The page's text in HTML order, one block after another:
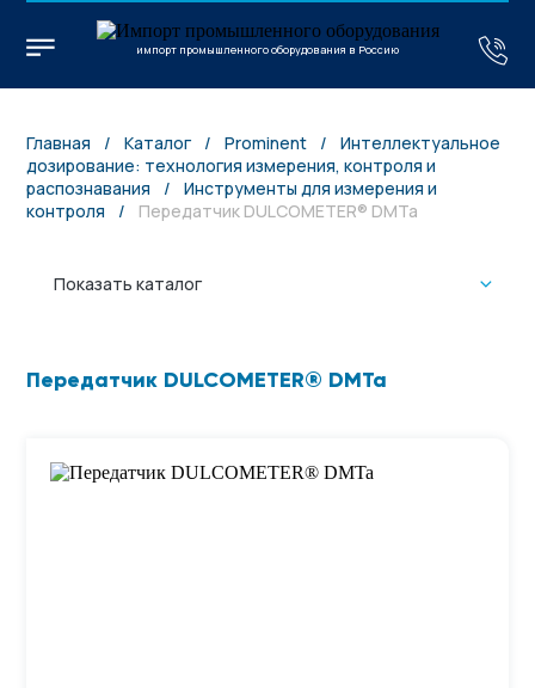
импорт промышленного оборудования в Россию
Главная / Каталог / Prominent /
Интеллектуальное
дозирование: технология измерения, контроля и
распознавания
/
Инструменты для измерения и
контроля
/ Передатчик DULCOMETER® DMTa
Показать каталог
Передатчик DULCOMETER® DMTa